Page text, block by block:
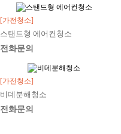
[가전청소]
스탠드형 에어컨청소
전화문의
[가전청소]
비데분해청소
전화문의